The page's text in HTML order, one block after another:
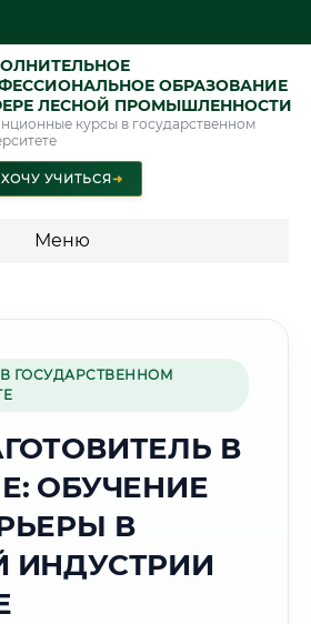
ОБРАЗОВАНИЕ
ЛЕСНОЙ ПРОМЫШЛЕННОСТИ
курсы в государственном
ХОЧУ УЧИТЬСЯ➜
Меню
🌿
Г. ФЕРГАНА
местное время:
Пятница, 7 Августа
ГОСУДАРСТВЕННОМ
В
ОБУЧЕНИЕ
В
ИНДУСТРИИ